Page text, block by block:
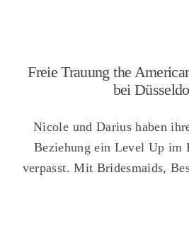
Freie Trauung the
bei
Nicole und Darius haben
Beziehung ein Level Up im
verpasst. Mit Bridesmaids,